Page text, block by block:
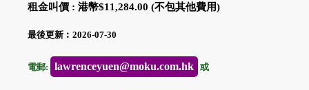
租金叫價 : 港幣$11,284.00 (不包其他費用)
最後更新︰2026-07-30
電郵: lawrenceyuen@moku.com.hk 或